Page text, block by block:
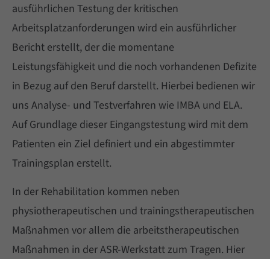
ausführlichen Testung der kritischen
Arbeitsplatzanforderungen wird ein ausführlicher
Bericht erstellt, der die momentane
Leistungsfähigkeit und die noch vorhandenen Defizite
in Bezug auf den Beruf darstellt. Hierbei bedienen wir
uns Analyse- und Testverfahren wie IMBA und ELA.
Auf Grundlage dieser Eingangstestung wird mit dem
Patienten ein Ziel definiert und ein abgestimmter
Trainingsplan erstellt.
In der Rehabilitation kommen neben
physiotherapeutischen und trainingstherapeutischen
Maßnahmen vor allem die arbeitstherapeutischen
Maßnahmen in der ASR-Werkstatt zum Tragen. Hier